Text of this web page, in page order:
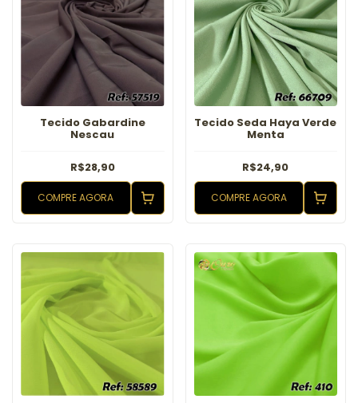
Tecido Gabardine
Nescau
R$28,90
COMPRE AGORA
Tecido Seda Haya Verde
Menta
R$24,90
COMPRE AGORA